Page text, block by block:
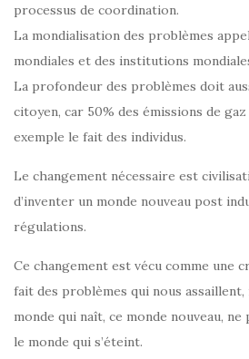
processus de coordination.
La mondialisation des problèmes
mondiales et des institutions
La profondeur des problèmes doit
citoyen, car 50% des émissions de
exemple le fait des individus.
Le changement nécessaire est
d’inventer un monde nouveau post
régulations.
Ce changement est vécu comme une
fait des problèmes qui nous assaillent,
monde qui naît, ce monde nouveau,
le monde qui s’éteint.